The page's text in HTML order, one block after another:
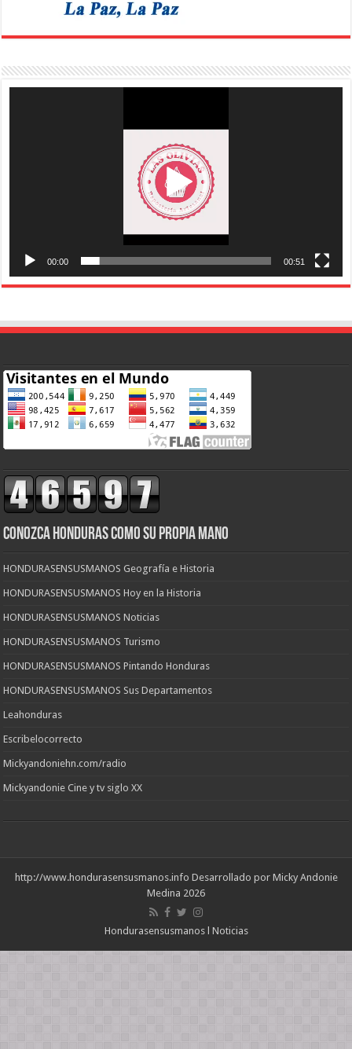
00:00 00:51
CONOZCA HONDURAS COMO SU PROPIA MANO
HONDURASENSUSMANOS Geografía e Historia
HONDURASENSUSMANOS Hoy en la Historia
HONDURASENSUSMANOS Noticias
HONDURASENSUSMANOS Turismo
HONDURASENSUSMANOS Pintando Honduras
HONDURASENSUSMANOS Sus Departamentos
Leahonduras
Escribelocorrecto
Mickyandoniehn.com/radio
Mickyandonie Cine y tv siglo XX
http://www.hondurasensusmanos.info Desarrollado por Micky Andonie
Medina 2026
Hondurasensusmanos l Noticias